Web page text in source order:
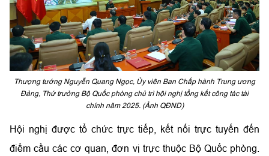
Thượng tướng Nguyễn Quang Ngọc, Ủy viên Ban Chấp hành Trung ương
Đảng, Thứ trưởng Bộ Quốc phòng chủ trì hội nghị tổng kết công tác tài
chính năm 2025. (Ảnh QĐND)
Hội nghị được tổ chức trực tiếp, kết nối trực tuyến đến
điểm cầu các cơ quan, đơn vị trực thuộc Bộ Quốc phòng.